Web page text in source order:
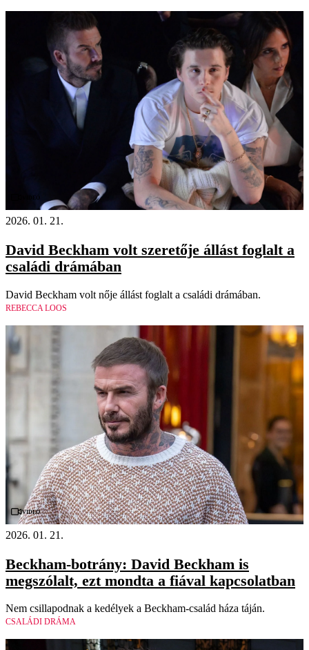
Videó
2026. 01. 21.
David Beckham volt szeretője állást foglalt a
családi drámában
David Beckham volt nője állást foglalt a családi drámában.
REBECCA LOOS
Videó
2026. 01. 21.
Beckham-botrány: David Beckham is
megszólalt, ezt mondta a fiával kapcsolatban
Nem csillapodnak a kedélyek a Beckham-család háza táján.
CSALÁDI DRÁMA